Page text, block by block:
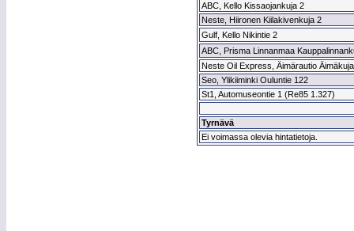
ABC, Kello Kissaojankuja 2
Neste, Hiironen Kiilakivenkuja 2
Gulf, Kello Nikintie 2
ABC, Prisma Linnanmaa
Neste Oil Express, Äimärautio
Seo, Ylikiiminki Ouluntie 122
St1, Automuseontie 1 (Re85 1.327)
Tyrnävä
Ei voimassa olevia hintatietoja.